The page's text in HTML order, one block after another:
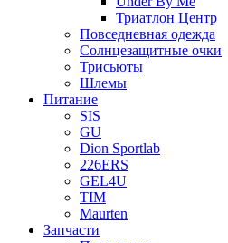
Триатлон Центр
Повседневная одежда
Солнцезащитные очки
Трисьюты
Шлемы
Питание
SIS
GU
Dion Sportlab
226ERS
GEL4U
TIM
Maurten
Запчасти